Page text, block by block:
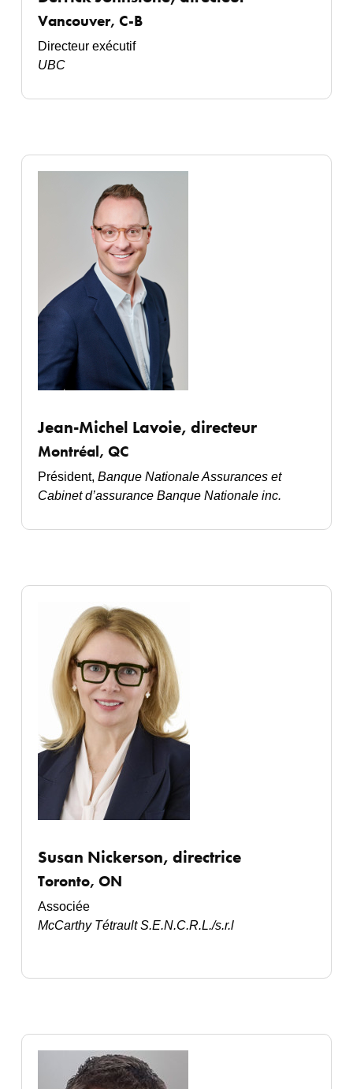
Vancouver, C-B
Directeur exécutif
UBC
Jean-Michel Lavoie, directeur
Montréal, QC
Président, Banque Nationale Assurances et
Cabinet d’assurance Banque Nationale inc.
Susan Nickerson, directrice
Toronto, ON
Associée
McCarthy TétraultS.E.N.C.R.L./s.r.l